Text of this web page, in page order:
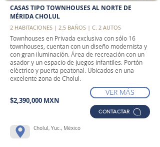
CASAS TIPO TOWNHOUSES AL NORTE DE
MÉRIDA CHOLUL
2 HABITACIONES | 2.5 BAÑOS | C. 2 AUTOS
Townhouses en Privada exclusiva con sólo 16
townhouses, cuentan con un diseño modernista y
con gran iluminación. Área de recreación con un
asador y un espacio de juegos infantiles. Portón
eléctrico y puerta peatonal. Ubicados en una
excelente zona de Cholul.
$2,390,000 MXN
VER MÁS
CONTACTAR
Cholul, Yuc., México